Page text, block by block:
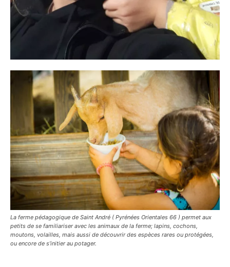
La ferme pédagogique de Saint André ( Pyrénées Orientales 66 ) permet aux
petits de se familiariser avec les animaux de la ferme; lapins, cochons,
moutons, volailles, mais aussi de découvrir des espèces rares ou protégées,
ou encore de s’initier au potager.